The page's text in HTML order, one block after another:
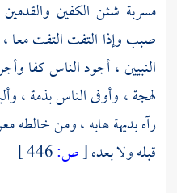
مسربة شثن الكفين
صبب وإذا التفت التفت معا ،
النبيين ، أجود الناس كفا
لهجة ، وأوفى الناس بذمة ،
رآه بديهة هابه ، ومن خالطه
قبله ولا بعده[ص: